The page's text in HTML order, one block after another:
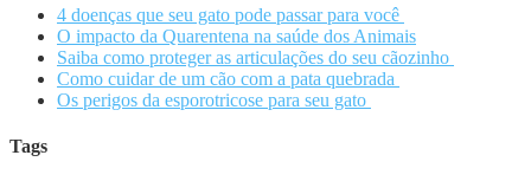
4 doenças que seu gato pode passar para você
O impacto da Quarentena na saúde dos Animais
Saiba como proteger as articulações do seu cãozinho
Como cuidar de um cão com a pata quebrada
Os perigos da esporotricose para seu gato
Tags